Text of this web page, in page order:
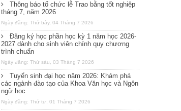
Thông báo tổ chức lễ Trao bằng tốt nghiệp
tháng 7, năm 2026
Ngày đăng: Thứ bảy, 04 Tháng 7 2026
Đăng ký học phần học kỳ 1 năm học 2026-
2027 dành cho sinh viên chính quy chương
trình chuẩn
Ngày đăng: Thứ sáu, 03 Tháng 7 2026
Tuyển sinh đại học năm 2026: Khám phá
các ngành đào tạo của Khoa Văn học và Ngôn
ngữ học
Ngày đăng: Thứ tư, 01 Tháng 7 2026